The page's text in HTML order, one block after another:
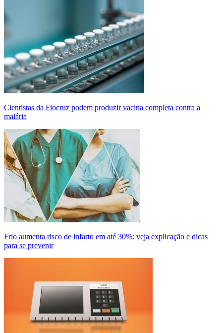
Cientistas da Fiocruz podem produzir vacina completa contra a
malária
Frio aumenta risco de infarto em até 30%: veja explicação e dicas
para se prevenir